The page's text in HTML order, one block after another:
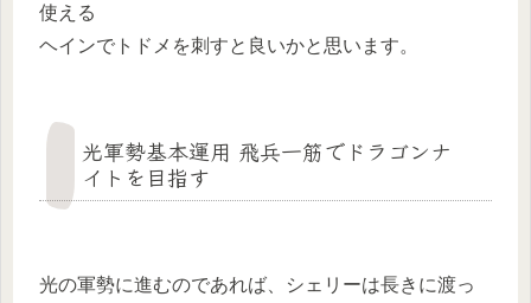
使える
ヘインでトドメを刺すと良いかと思います。
光軍勢基本運用 飛兵一筋でドラゴンナ
イトを目指す
光の軍勢に進むのであれば、シェリーは長きに渡っ